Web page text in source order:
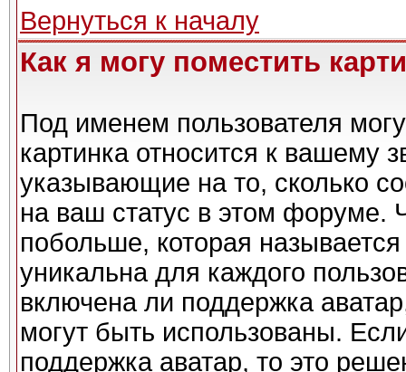
Вернуться к началу
Как я могу поместить
Под именем пользователя
картинка относится к вашему
указывающие на то, сколько
на ваш статус в этом форуме.
побольше, которая
уникальна для каждого
включена ли поддержка
могут быть использованы.
поддержка аватар, то это